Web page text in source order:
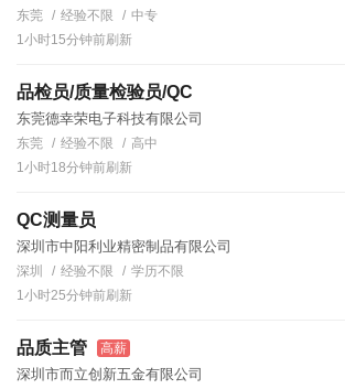
东莞 经验不限
中专
1小时15分钟前刷新
品检员/质量检验员/QC
东莞德幸荣电子科技有限公司
东莞 经验不限
高中
1小时18分钟前刷新
QC测量员
深圳市中阳利业精密制品有限公司
深圳 经验不限
学历不限
1小时25分钟前刷新
品质主管 高薪
深圳市而立创新五金有限公司